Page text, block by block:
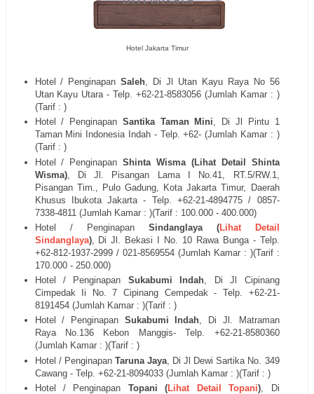
Hotel Jakarta Timur
Hotel / Penginapan Saleh, DiJl Utan Kayu Raya No 56
Utan Kayu Utara- Telp. +62-21-8583056(Jumlah Kamar : )
(Tarif : )
Hotel / Penginapan Santika Taman Mini, Di Jl Pintu 1
Taman Mini Indonesia Indah- Telp. +62- (Jumlah Kamar : )
(Tarif : )
Hotel / Penginapan Shinta Wisma (Lihat Detail Shinta
Wisma), DiJl. Pisangan Lama I No.41, RT.5/RW.1,
Pisangan Tim., Pulo Gadung, Kota Jakarta Timur, Daerah
Khusus Ibukota Jakarta - Telp. +62-21-4894775 / 0857-
7338-4811 (Jumlah Kamar : )(Tarif : 100.000 - 400.000)
Hotel / PenginapanSindanglaya (Lihat Detail
Sindanglaya), DiJl. Bekasi I No. 10 Rawa Bunga- Telp.
+62-812-1937-2999 / 021-8569554(Jumlah Kamar : )(Tarif :
170.000 - 250.000)
Hotel / Penginapan Sukabumi Indah, DiJl Cipinang
Cimpedak Ii No. 7 Cipinang Cempedak- Telp. +62-21-
8191454(Jumlah Kamar : )(Tarif : )
Hotel / PenginapanSukabumi Indah, Di Jl. Matraman
Raya No.136 Kebon Manggis- Telp. +62-21-8580360
(Jumlah Kamar : )(Tarif : )
Hotel / PenginapanTaruna Jaya, DiJl Dewi Sartika No. 349
Cawang- Telp. +62-21-8094033(Jumlah Kamar : )(Tarif : )
Hotel / Penginapan Topani ( Lihat Detail Topani) , Di